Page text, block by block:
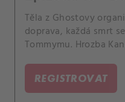
Těla z Ghostovy
doprava, každá smrt
Tommymu. Hrozba
REGISTROVAT